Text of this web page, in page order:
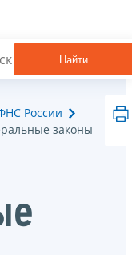
Найти
России
законы